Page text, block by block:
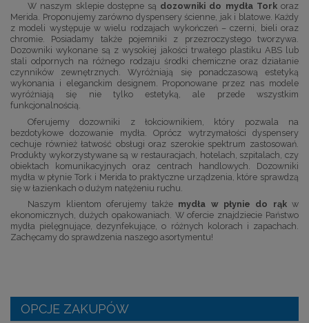
W naszym sklepie dostępne są dozowniki do mydła Torkoraz
Merida. Proponujemy zarówno dyspensery ścienne, jak i blatowe. Każdy
z modeli występuje w wielu rodzajach wykończeń – czerni, bieli oraz
chromie. Posiadamy także pojemniki z przezroczystego tworzywa.
Dozowniki wykonane są z wysokiej jakości trwałego plastiku ABS lub
stali odpornych na różnego rodzaju środki chemiczne oraz działanie
czynników zewnętrznych. Wyróżniają się ponadczasową estetyką
wykonania i eleganckim designem. Proponowane przez nas modele
wyróżniają się nie tylko estetyką, ale przede wszystkim
funkcjonalnością.
Oferujemy dozowniki z łokciownikiem, który pozwala na
bezdotykowe dozowanie mydła. Oprócz wytrzymałości dyspensery
cechuje również łatwość obsługi oraz szerokie spektrum zastosowań.
Produkty wykorzystywane są w restauracjach, hotelach, szpitalach, czy
obiektach komunikacyjnych oraz centrach handlowych. Dozowniki
mydła w płynie Tork i Merida to praktyczne urządzenia, które sprawdzą
się w łazienkach o dużym natężeniu ruchu.
Naszym klientom oferujemy także mydła w płynie do rąkw
ekonomicznych, dużych opakowaniach. W ofercie znajdziecie Państwo
mydła pielęgnujące, dezynfekujące, o różnych kolorach i zapachach.
Zachęcamy do sprawdzenia naszego asortymentu!
OPCJE ZAKUPÓW